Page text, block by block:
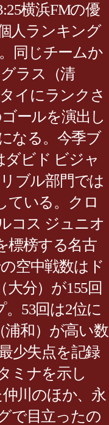
横浜FMの優
人ランキング
同じチームか
ラス（清
イにランクさ
ールを演出し
なる。今季ブ
ビド ビジャ
ブル部門では
ている。クロ
コス ジュニオ
標榜する名古
空中戦数はド
分）が155回
53回は2位に
浦和）が高い数
少失点を記録
ミナを示し
川のほか、永
で目立ったの